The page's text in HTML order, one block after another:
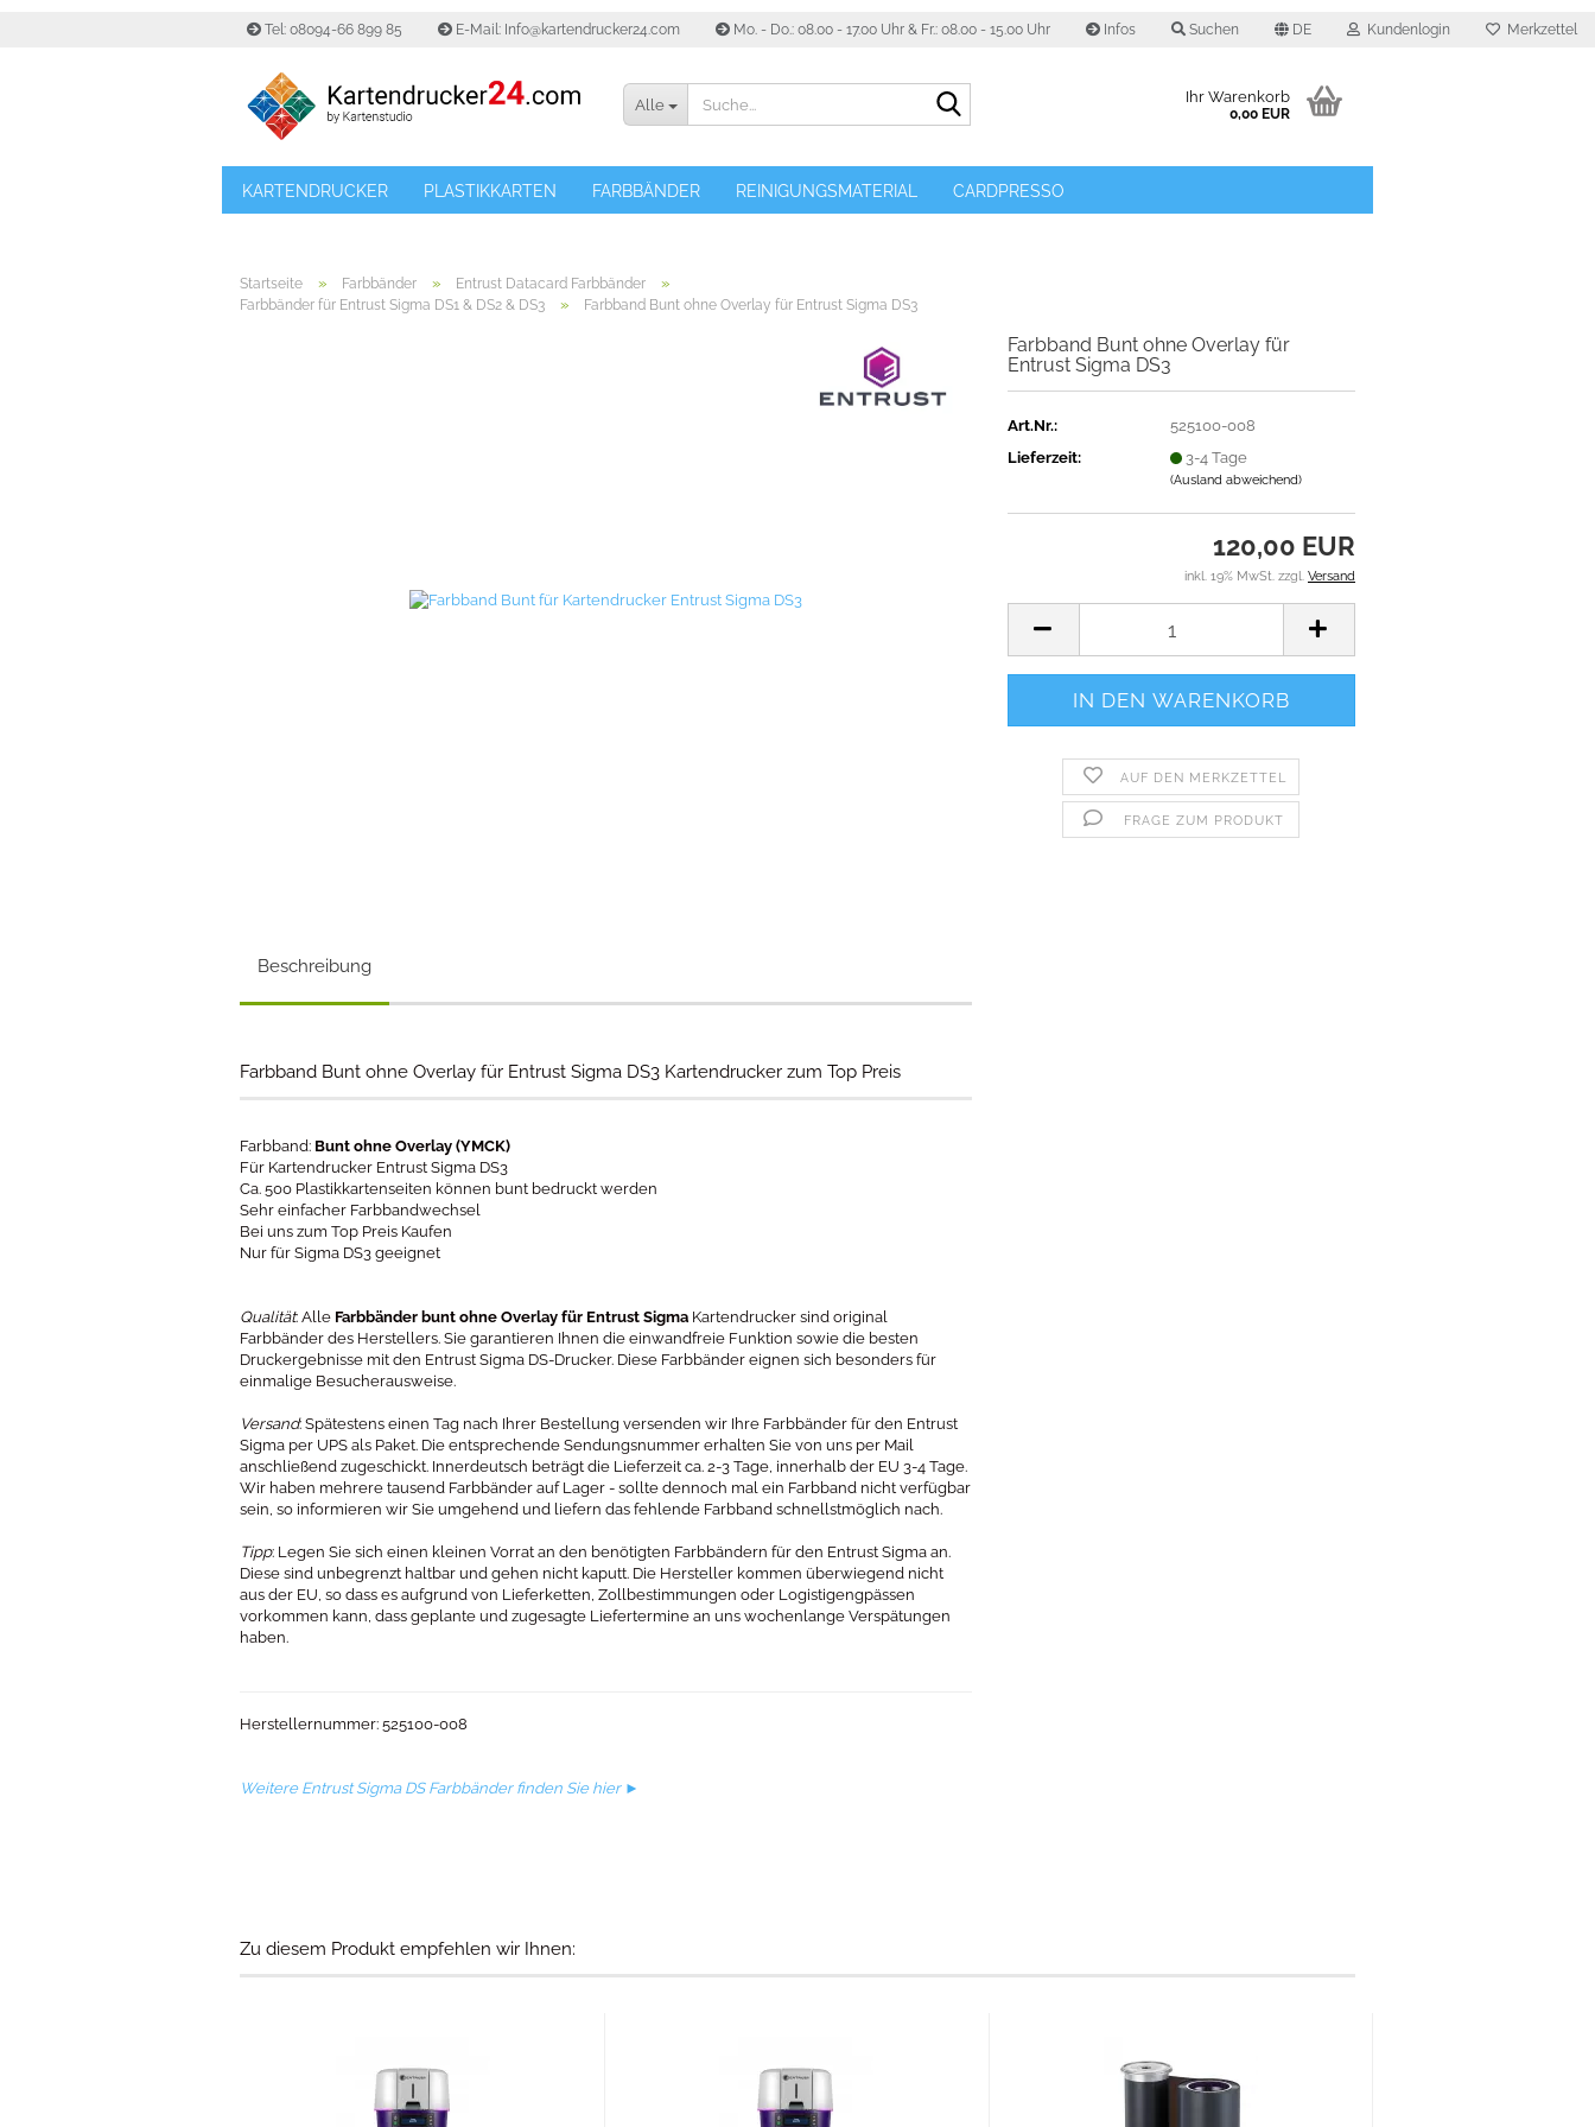
Tel: 08094-66 899 85 E-Mail: Info@kartendrucker24.com Mo. - Do.: 08.00 - 17.00 Uhr & Fr.: 08.00 - 15.00 Uhr Infos Suchen DE Kundenlogin Merkzettel
Alle Ihr Warenkorb
0,00 EUR
KARTENDRUCKER PLASTIKKARTEN FARBBÄNDER REINIGUNGSMATERIAL CARDPRESSO
Startseite » Farbbänder » Entrust Datacard Farbbänder »
Farbbänder für Entrust Sigma DS1 & DS2 & DS3 » Farbband Bunt ohne Overlay für Entrust Sigma DS3
Farbband Bunt ohne Overlay für
Entrust Sigma DS3
Art.Nr.:
525100-008
Lieferzeit:
3-4 Tage
(Ausland abweichend)
120,00 EUR
inkl. 19% MwSt. zzgl. Versand
AUF DEN MERKZETTEL
FRAGE ZUM PRODUKT
Beschreibung
Farbband Bunt ohne Overlay für Entrust Sigma DS3 Kartendrucker zum Top Preis
Farbband: Bunt ohne Overlay (YMCK)
Für Kartendrucker Entrust Sigma DS3
Ca. 500 Plastikkartenseiten können bunt bedruckt werden
Sehr einfacher Farbbandwechsel
Bei uns zum Top Preis Kaufen
Nur für Sigma DS3 geeignet
Qualität: Alle Farbbänder bunt ohne Overlay für Entrust Sigma Kartendrucker sind original
Farbbänder des Herstellers. Sie garantieren Ihnen die einwandfreie Funktion sowie die besten
Druckergebnisse mit den Entrust Sigma DS-Drucker. Diese Farbbänder eignen sich besonders für
einmalige Besucherausweise.
Versand: Spätestens einen Tag nach Ihrer Bestellung versenden wir Ihre Farbbänder für den Entrust
Sigma per UPS als Paket. Die entsprechende Sendungsnummer erhalten Sie von uns per Mail
anschließend zugeschickt. Innerdeutsch beträgt die Lieferzeit ca. 2-3 Tage, innerhalb der EU 3-4 Tage.
Wir haben mehrere tausend Farbbänder auf Lager - sollte dennoch mal ein Farbband nicht verfügbar
sein, so informieren wir Sie umgehend und liefern das fehlende Farbband schnellstmöglich nach.
Tipp: Legen Sie sich einen kleinen Vorrat an den benötigten Farbbändern für den Entrust Sigma an.
Diese sind unbegrenzt haltbar und gehen nicht kaputt. Die Hersteller kommen überwiegend nicht
aus der EU, so dass es aufgrund von Lieferketten, Zollbestimmungen oder Logistigengpässen
vorkommen kann, dass geplante und zugesagte Liefertermine an uns wochenlange Verspätungen
haben.
Herstellernummer: 525100-008
Weitere Entrust Sigma DS Farbbänder finden Sie hier ►
Zu diesem Produkt empfehlen wir Ihnen: